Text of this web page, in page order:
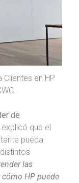
Clientes en HP
de
explicó que el
pueda
las
HP puede